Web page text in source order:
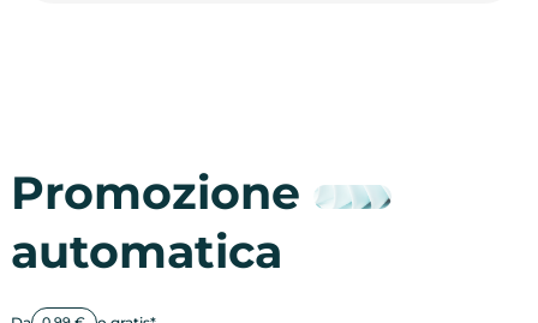
Promozione
automatica